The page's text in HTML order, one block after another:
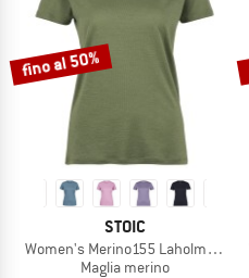
fino al 50%
STOIC
Women's Merino155 LaholmSt. T-
Maglia merino